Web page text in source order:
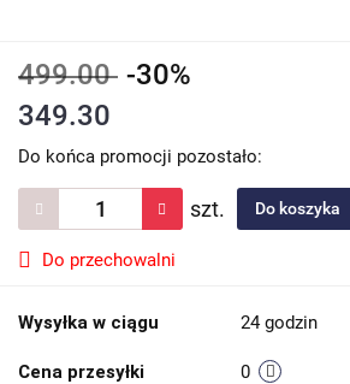
499.00 -30%
349.30
Do końca promocji pozostało:
szt. Do koszyka
Do przechowalni
Wysyłka w ciągu 24 godzin
Cena przesyłki 0